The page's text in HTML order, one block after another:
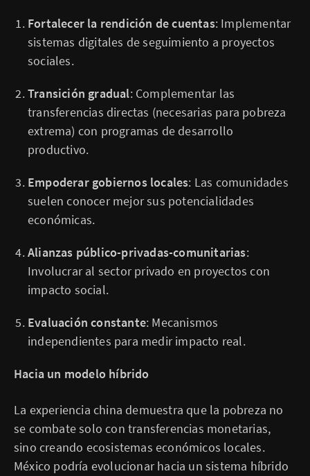
Fortalecer la rendición de cuentas: Implementar
sistemas digitales de seguimiento a proyectos
sociales.
Transición gradual: Complementar las
transferencias directas (necesarias para pobreza
extrema) con programas de desarrollo
productivo.
Empoderar gobiernos locales: Las comunidades
suelen conocer mejor sus potencialidades
económicas.
Alianzas público-privadas-comunitarias:
Involucrar al sector privado en proyectos con
impacto social.
Evaluación constante: Mecanismos
independientes para medir impacto real.
Hacia un modelo híbrido
La experiencia china demuestra que la pobreza no
se combate solo con transferencias monetarias,
sino creando ecosistemas económicos locales.
México podría evolucionar hacia un sistema híbrido